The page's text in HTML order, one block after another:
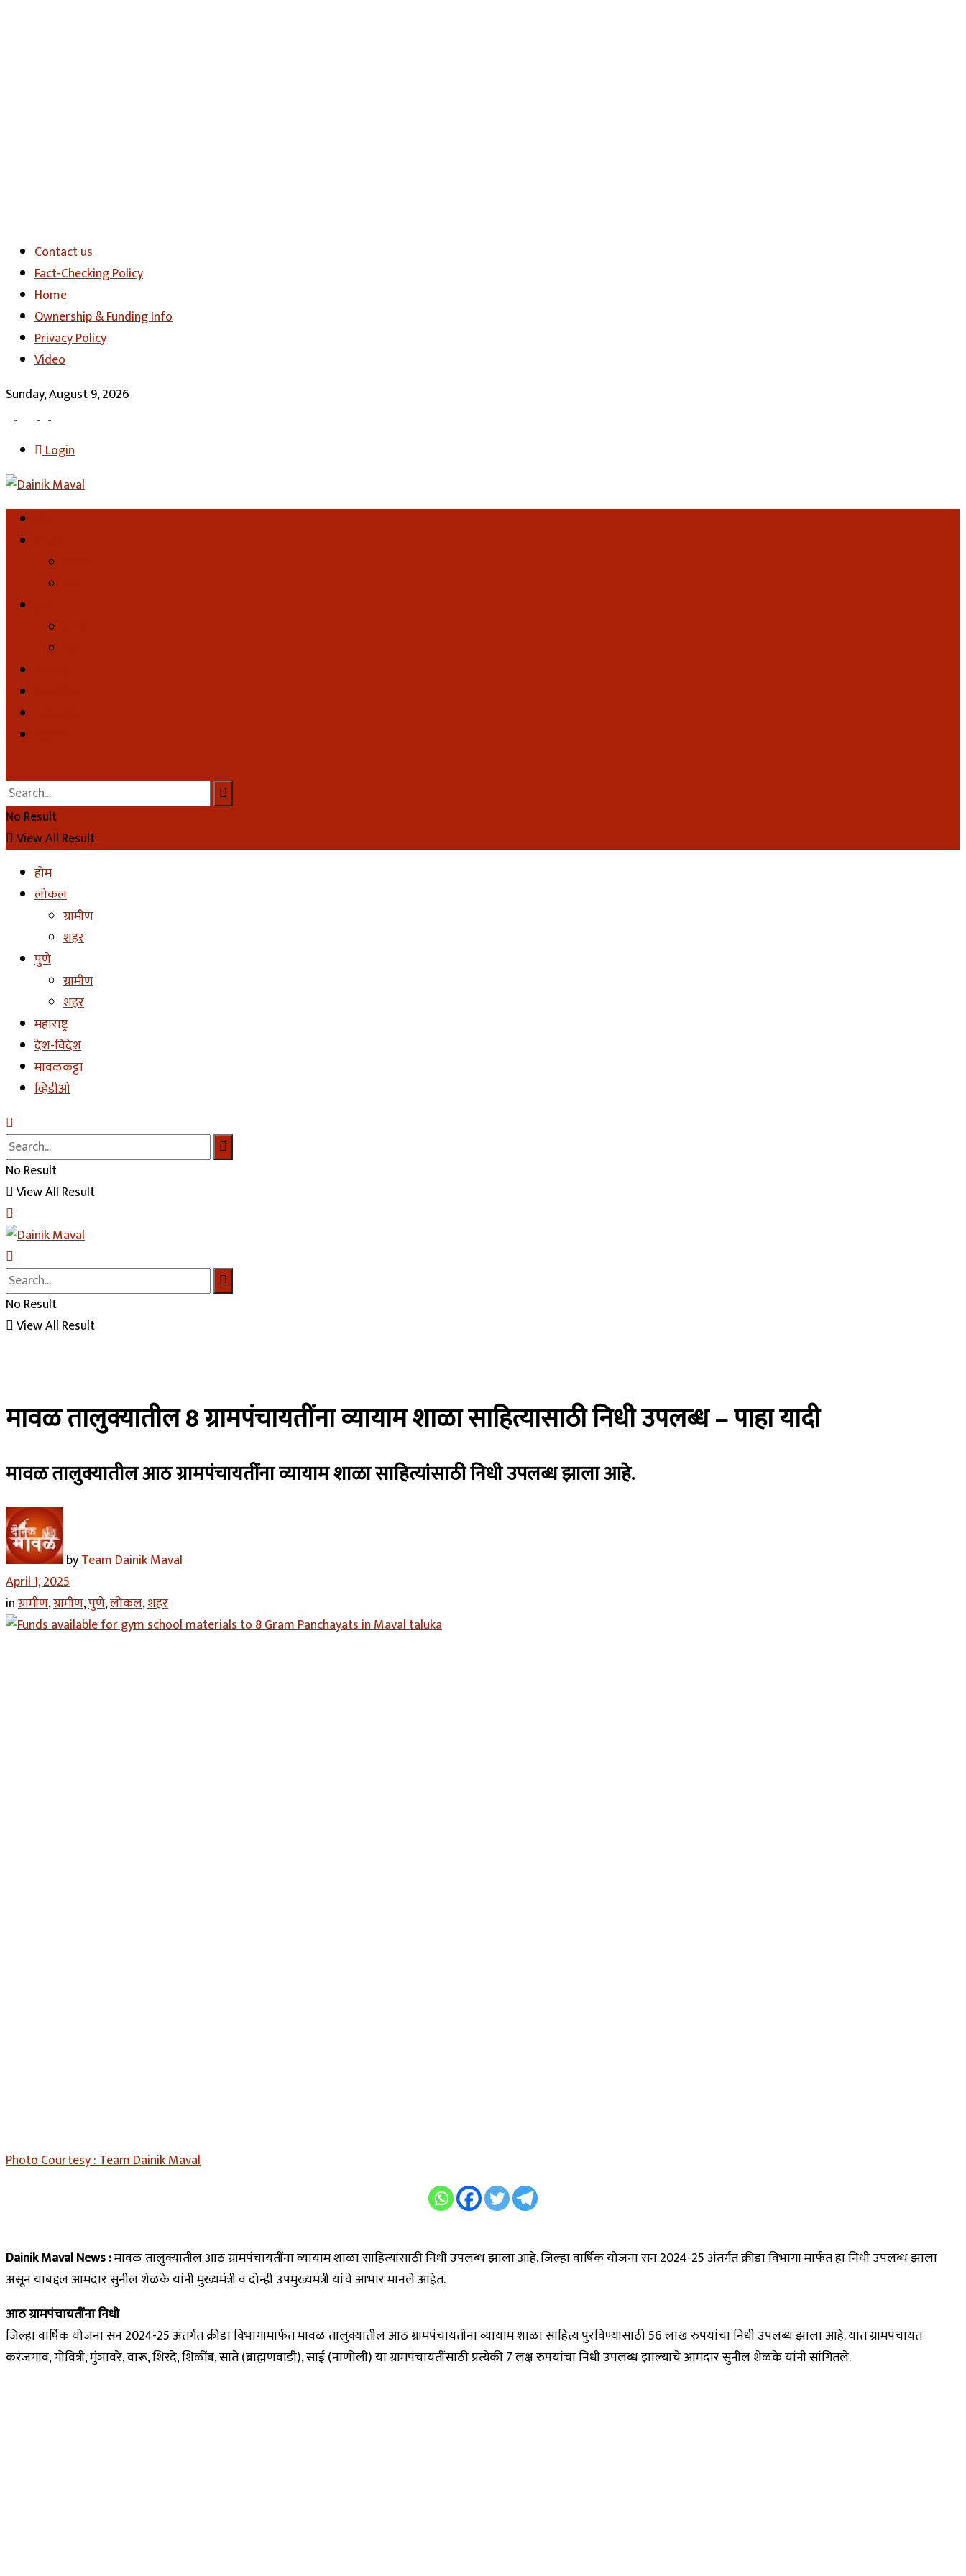
Contact us
Fact-Checking Policy
Home
Ownership & Funding Info
Privacy Policy
Video
Sunday, August 9, 2026
Login
No Result
View All Result
होम
लोकल
ग्रामीण
शहर
पुणे
ग्रामीण
शहर
महाराष्ट्र
देश-विदेश
मावळकट्टा
व्हिडीओ
No Result
View All Result
No Result
View All Result
मावळ तालुक्यातील 8 ग्रामपंचायतींना व्यायाम शाळा साहित्यासाठी निधी उपलब्ध – पाहा यादी
मावळ तालुक्यातील आठ ग्रामपंचायतींना व्यायाम शाळा साहित्यांसाठी निधी उपलब्ध झाला आहे.
byTeam Dainik Maval
April 1, 2025
inग्रामीण,ग्रामीण,पुणे,लोकल,शहर
Photo Courtesy : Team Dainik Maval
Dainik Maval News :मावळ तालुक्यातील आठ ग्रामपंचायतींना व्यायाम शाळा साहित्यांसाठी निधी उपलब्ध झाला आहे. जिल्हा वार्षिक योजना सन 2024-25 अंतर्गत क्रीडा विभागा मार्फत हा निधी उपलब्ध झाला
असून याबद्दल आमदार सुनील शेळके यांनी मुख्यमंत्री व दोन्ही उपमुख्यमंत्री यांचे आभार मानले आहेत.
आठ ग्रामपंचायतींना निधी
जिल्हा वार्षिक योजना सन 2024-25 अंतर्गत क्रीडा विभागामार्फत मावळ तालुक्यातील आठ ग्रामपंचायतींना व्यायाम शाळा साहित्य पुरविण्यासाठी 56 लाख रुपयांचा निधी उपलब्ध झाला आहे. यात ग्रामपंचायत
करंजगाव, गोवित्री, मुंञावरे, वारू, शिरदे, शिळींब, साते (ब्राह्मणवाडी), साई (नाणोली) या ग्रामपंचायतींसाठी प्रत्येकी 7 लक्ष रुपयांचा निधी उपलब्ध झाल्याचे आमदार सुनील शेळके यांनी सांगितले.